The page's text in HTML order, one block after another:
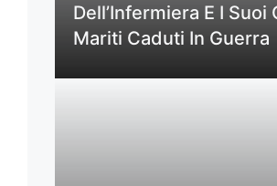
Dell’Infermiera E I Suoi
Mariti Caduti In Guerra